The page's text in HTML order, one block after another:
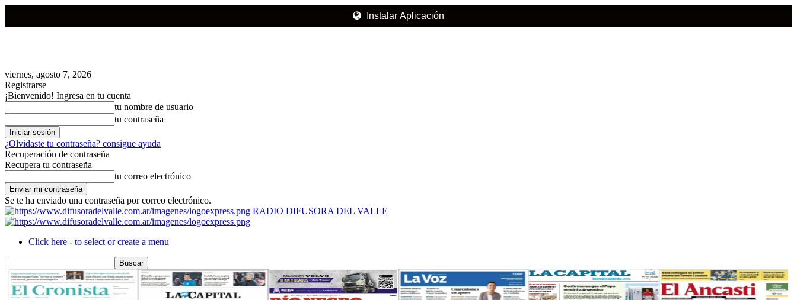
Instalar Aplicación
viernes, agosto 7, 2026
Registrarse
¡Bienvenido! Ingresa en tu cuenta
tu nombre de usuario
tu contraseña
¿Olvidaste tu contraseña? consigue ayuda
Recuperación de contraseña
Recupera tu contraseña
tu correo electrónico
Se te ha enviado una contraseña por correo electrónico.
RADIO DIFUSORA DEL VALLE
Click here - to select or create a menu